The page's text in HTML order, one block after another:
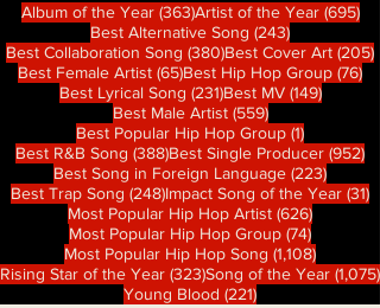
Album of the Year (363)363 篇文章
Artist of the Year (695)
Best Alternative Song (243)243 篇文章
Best Collaboration Song (380)380 篇文章
Best Cover Art (205)
Best Female Artist (65)65 篇文章
Best Hip Hop Group (76)76
Best Lyrical Song (231)231 篇文章
Best MV (149)149 篇文
Best Male Artist (559)559 篇文章
Best Popular Hip Hop Group (1)1 篇文章
Best R&B Song (388)388 篇文章
Best Single Producer (952)
Best Song in Foreign Language (223)223 篇
Best Trap Song (248)248 篇文章
Impact Song of the Year (31)
Most Popular Hip Hop Artist (626)626 篇文
Most Popular Hip Hop Group (74)74 篇文章
Most Popular Hip Hop Song (1,108)1,108 篇
Rising Star of the Year (323)323 篇文章
Song of the Year (1,075)
Young Blood (221)221 篇文章